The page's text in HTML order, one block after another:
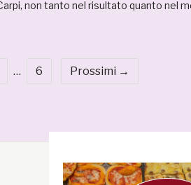
non tanto nel risultato quanto nel
… 6 Prossimi →